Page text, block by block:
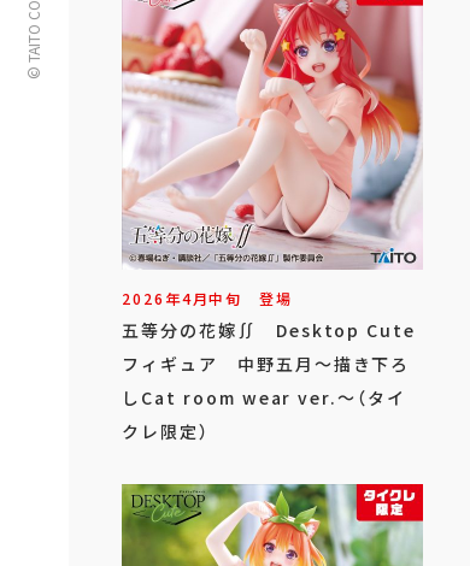
2026年4月中旬 登場
五等分の花嫁∬ Desktop Cute
フィギュア 中野五月～描き下ろ
しCat room wear ver.～（タイ
クレ限定）